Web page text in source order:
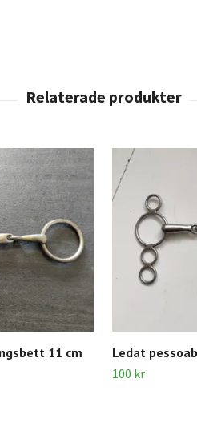
11 cm
Ledat
100 kr